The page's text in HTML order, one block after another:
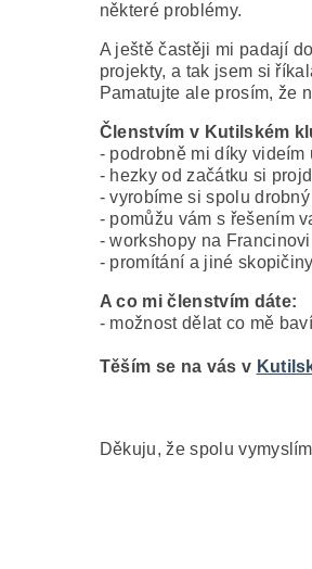
některé problémy.
A ještě častěji mi padají
projekty, a tak jsem si
Pamatujte ale prosím, že
Členstvím v Kutilském
- podrobně mi díky
- hezky od začátku si
- vyrobíme si spolu
- pomůžu vám s řešením
- workshopy na
- promítání a jiné
A co mi členstvím dáte:
- možnost dělat co mě
Těším se na vás v
Děkuju, že spolu